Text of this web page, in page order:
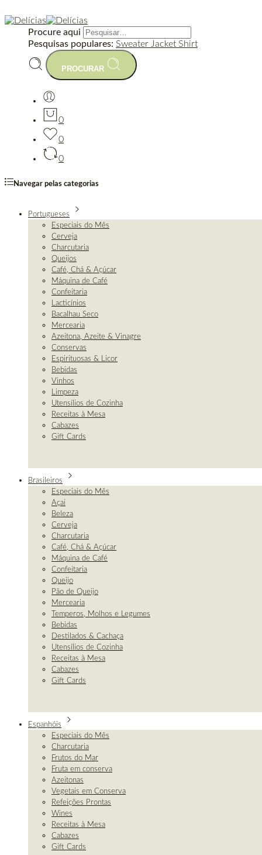
Procure aqui
Pesquisas populares: Sweater Jacket Shirt
PROCURAR
0
0
0
Navegar pelas categorias
Portugueses
Especiais do Mês
Cerveja
Charcutaria
Queijos
Café, Chá & Açúcar
Máquina de Café
Confeitaria
Lacticínios
Bacalhau Seco
Mercearia
Azeitona, Azeite & Vinagre
Conservas
Espirituosas & Licor
Bebidas
Vinhos
Limpeza
Utensílios de Cozinha
Receitas à Mesa
Cabazes
Gift Cards
Brasileiros
Especiais do Mês
Açai
Beleza
Cerveja
Charcutaria
Café, Chá & Açúcar
Máquina de Café
Confeitaria
Queijo
Pão de Queijo
Mercearia
Temperos, Molhos e Legumes
Bebidas
Destilados & Cachaça
Utensílios de Cozinha
Receitas à Mesa
Cabazes
Gift Cards
Espanhóis
Especiais do Mês
Charcutaria
Frutos do Mar
Fruta em conserva
Azeitonas
Vegetais em Conserva
Refeições Prontas
Wines
Receitas à Mesa
Cabazes
Gift Cards